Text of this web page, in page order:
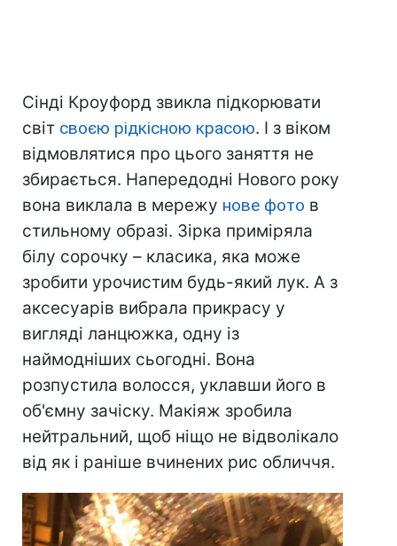
Сінді Кроуфорд звикла підкорювати
світ своєю рідкісною красою. І з віком
відмовлятися про цього заняття не
збирається. Напередодні Нового року
вона виклала в мережу нове фото в
стильному образі. Зірка приміряла
білу сорочку – класика, яка може
зробити урочистим будь-який лук. А з
аксесуарів вибрала прикрасу у
вигляді ланцюжка, одну із
наймодніших сьогодні. Вона
розпустила волосся, уклавши його в
об'ємну зачіску. Макіяж зробила
нейтральний, щоб ніщо не відволікало
від як і раніше вчинених рис обличчя.